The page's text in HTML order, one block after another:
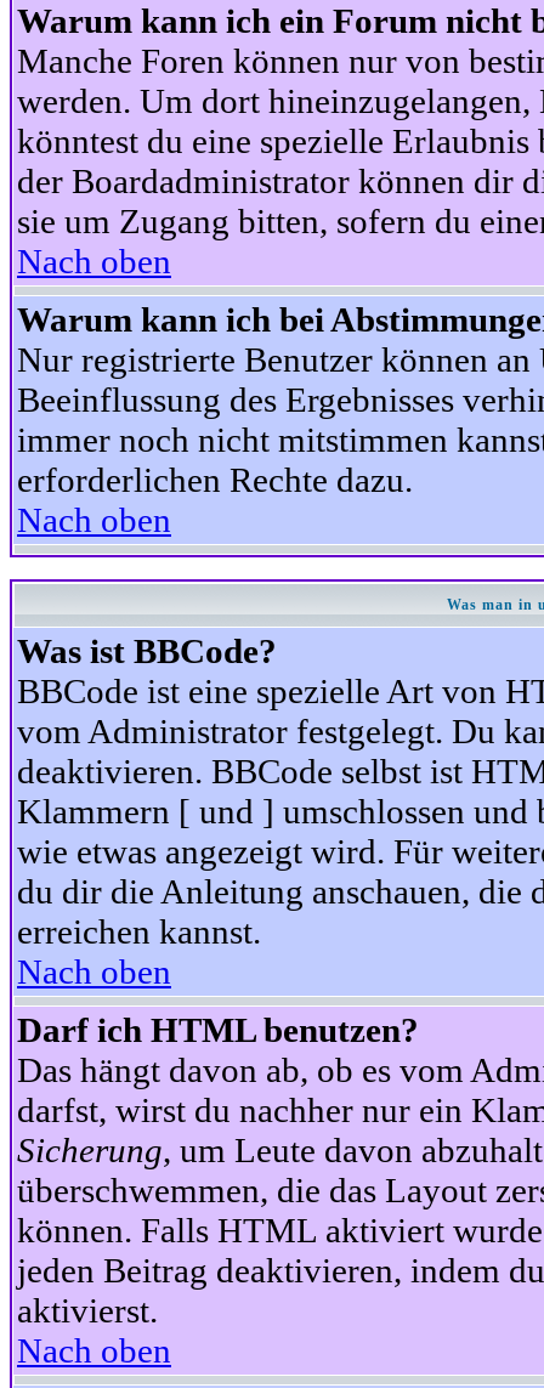
Warum kann ich ein Forum nicht
Manche Foren können nur von
werden. Um dort hineinzugelangen,
könntest du eine spezielle
der Boardadministrator können dir
sie um Zugang bitten, sofern du
Nach oben
Warum kann ich bei
Nur registrierte Benutzer können
Beeinflussung des Ergebnisses
immer noch nicht mitstimmen
erforderlichen Rechte dazu.
Nach oben
Was man in
Was ist BBCode?
BBCode ist eine spezielle Art von
vom Administrator festgelegt. Du
deaktivieren. BBCode selbst ist
Klammern [ und ] umschlossen
wie etwas angezeigt wird. Für
du dir die Anleitung anschauen, die
erreichen kannst.
Nach oben
Darf ich HTML benutzen?
Das hängt davon ab, ob es vom
darfst, wirst du nachher nur ein
Sicherung, um Leute davon
überschwemmen, die das Layout
können. Falls HTML aktiviert
jeden Beitrag deaktivieren, indem
aktivierst.
Nach oben